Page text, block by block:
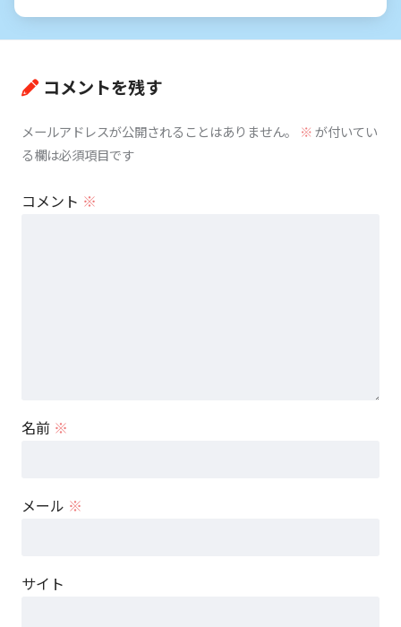
コメントを残す
メールアドレスが公開されることはありません。 ※が付いてい
る欄は必須項目です
コメント ※
名前 ※
メール ※
サイト